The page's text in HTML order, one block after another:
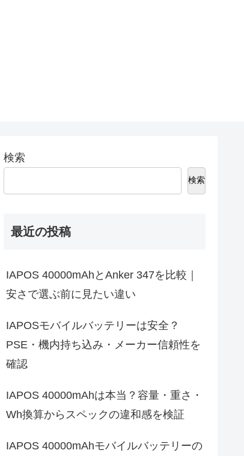
検索
検索
最近の投稿
IAPOS 40000mAhとAnker 347を比較｜
安さで選ぶ前に見たい違い
IAPOSモバイルバッテリーは安全？
PSE・機内持ち込み・メーカー信頼性を
確認
IAPOS 40000mAhは本当？容量・重さ・
Wh換算からスペックの違和感を検証
IAPOS 40000mAhモバイルバッテリーの